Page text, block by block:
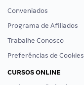
Conveniados
Programa de Afiliados
Trabalhe Conosco
Preferências de Cookies
CURSOS ONLINE